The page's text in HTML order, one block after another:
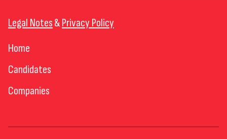
Legal Notes&Privacy Policy
Home
Candidates
Companies